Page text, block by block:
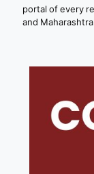
portal of every
and